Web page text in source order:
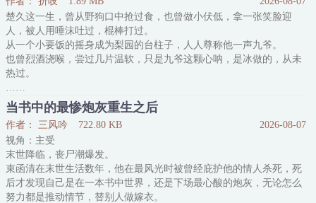
标签：HE 追夫 破镜重圆 离婚
楚久这一生，曾从野狗口中抢过食，也曾做小伏低，拿一张笑脸迎
人，被人用唾沫吐过，棍棒打过。
从一个小要饭的摇身成为梨园的台柱子，人人尊称他一声九爷。
也曾烈酒浇喉，尝过几片温软，只是九爷这颗心呐，是冰做的，从未
热过。
……
再睁眼，昔日响当当符州城名角，成了娱乐圈黑料缠身的花瓶小鲜
肉。
小鲜肉漂亮、懦弱，没脑子，偏又虚荣，好攀高枝。
节目里遭人排挤，台上被人一巴掌呼脸上。
本该是借位，偏是楚久挨的这一巴掌。
十余年梨园生活，哪一出戏，应该给什么反应，楚九已是深入骨髓。
巴掌落下的那一瞬间，
当书中的最惨炮灰重生之后
作者： 三风吟 722.80 KB
2026-08-07
视角：主受
末世降临，丧尸潮爆发。
束函清在末世生活数年，他在最风光时被曾经庇护他的情人杀死，死
后才发现自己是在一本书中世界，还是下场最心酸的炮灰，无论怎么
努力都是推动情节，替别人做嫁衣。